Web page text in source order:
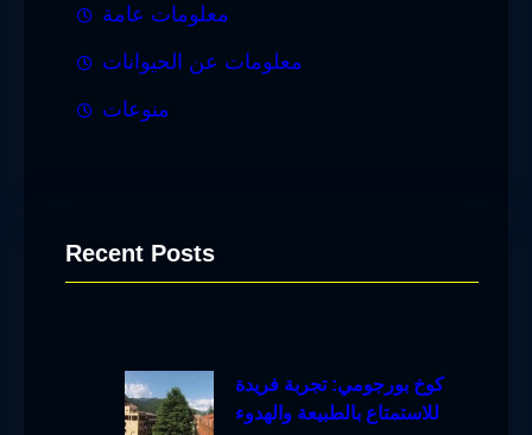
معلومات عامة
معلومات عن الحيوانات
منوعات
Recent Posts
كوخ بورجومي: تجربة فريدة
للاستمتاع بالطبيعة والهدوء